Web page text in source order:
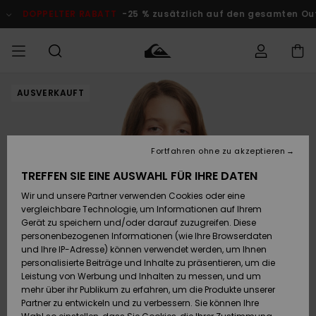
Produktinformation
DOPPELTER RABATT -25 % zusätzlich auf den gesamten
MÄNNER Kleidung
Accessoires
Schuhe&
Flip-Flops
Surf
Snow
JUNGEN
Kleidung
Accessoires
Schuhe&
Flip-Flops
Surf
Snow
FRAUEN
Shop
Brandneu
Highlights
Snow
SURF
Surf Shop
Männer
Kinder
Highlights
Community
SNOW
Snow Shop
Männer
Kinder
Snow Shop
Damen
Highlights
DOPPELTER
RABATT
Outlet
Herren
KINDER
Outlet
Frauen
Auf meine
Bestellung
zugreifen
Versand
Retouren
Bezahlung
Geschenkkarte
Quiksilver
AUSVERKAUFT
TREFFEN SIE EINE AUSWAHL FÜR IHRE DATEN
Wir und unsere Partner verwenden Cookies oder eine
vergleichbare Technologie, um Informationen auf Ihrem
Gerät zu speichern und/oder darauf zuzugreifen. Diese
personenbezogenen Informationen (wie Ihre Browserdaten
und Ihre IP-Adresse) können verwendet werden, um Ihnen
personalisierte Beiträge und Inhalte zu präsentieren, um die
Leistung von Werbung und Inhalten zu messen, und um
mehr über ihr Publikum zu erfahren, um die Produkte unserer
Partner zu entwickeln und zu verbessern. Sie können Ihre
Fortfahren ohne zu akzeptieren